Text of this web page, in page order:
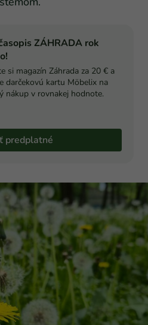
ZÁHRADA rok
si magazín Záhrada za 20 € a
darčekovú kartu Möbelix na
nákup v rovnakej hodnote.
predplatné